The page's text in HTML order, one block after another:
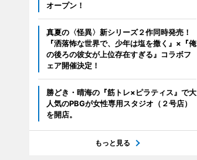
オープン！
真夏の〈怪異〉新シリーズ２作同時発売！
『洒落怖な世界で、少年は塩を撒く』×『俺
の後ろの彼女が上位存在すぎる』コラボフ
ェア開催決定！
勝どき・晴海の『筋トレ×ピラティス』で大
人気のPBGが女性専用スタジオ（２号店）
を開店。
もっと見る